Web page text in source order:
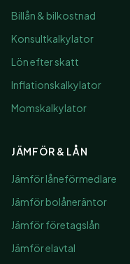
Billån & bilkostnad
Konsultkalkylator
Lön efter skatt
Inflationskalkylator
Momskalkylator
JÄMFÖR & LÅN
Jämför låneförmedlare
Jämför bolåneräntor
Jämför företagslån
Jämför elavtal